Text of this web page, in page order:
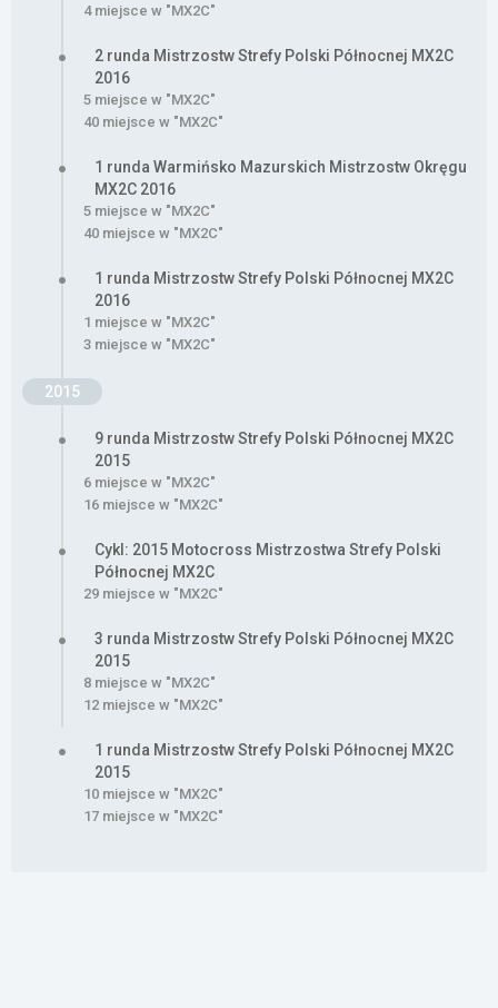
4 miejsce w "MX2C"
2 runda Mistrzostw Strefy Polski Północnej MX2C
2016
5 miejsce w "MX2C"
40 miejsce w "MX2C"
1 runda Warmińsko Mazurskich Mistrzostw Okręgu
MX2C 2016
5 miejsce w "MX2C"
40 miejsce w "MX2C"
1 runda Mistrzostw Strefy Polski Północnej MX2C
2016
1 miejsce w "MX2C"
3 miejsce w "MX2C"
2015
9 runda Mistrzostw Strefy Polski Północnej MX2C
2015
6 miejsce w "MX2C"
16 miejsce w "MX2C"
Cykl: 2015 Motocross Mistrzostwa Strefy Polski
Północnej MX2C
29 miejsce w "MX2C"
3 runda Mistrzostw Strefy Polski Północnej MX2C
2015
8 miejsce w "MX2C"
12 miejsce w "MX2C"
1 runda Mistrzostw Strefy Polski Północnej MX2C
2015
10 miejsce w "MX2C"
17 miejsce w "MX2C"